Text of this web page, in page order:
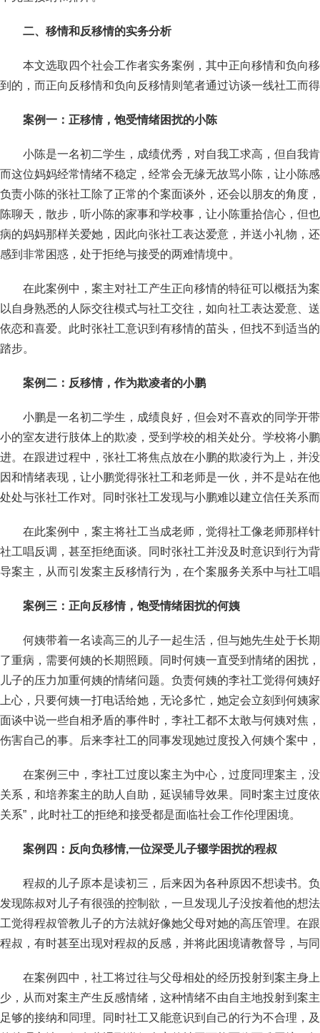
二、移情和反移情的实务分析
本文选取四个社会工作者实务案例，其中正向移情和负向
到的，而正向反移情和负向反移情则笔者通过访谈一线社工而
案例一：正移情，饱受情绪困扰的小陈
小陈是一名初二学生，成绩优秀，对自我工求高，但自我
而这位妈妈经常情绪不稳定，经常会无缘无故骂小陈，让小陈
负责小陈的张社工除了正常的个案面谈外，还会以朋友的角度
陈聊天，散步，听小陈的家事和学校事，让小陈重拾信心，但
病的妈妈那样关爱她，因此向张社工表达爱意，并送小礼物，
感到非常困惑，处于拒绝与接受的两难情境中。
在此案例中，案主对社工产生正向移情的特征可以概括为
以自身熟悉的人际交往模式与社工交往，如向社工表达爱意、
依恋和喜爱。此时张社工意识到有移情的苗头，但找不到适当
踏步。
案例二：反移情，作为欺凌者的小鹏
小鹏是一名初二学生，成绩良好，但会对不喜欢的同学开
小的室友进行肢体上的欺凌，受到学校的相关处分。学校将小
进。在跟进过程中，张社工将焦点放在小鹏的欺凌行为上，并
因和情绪表现，让小鹏觉得张社工和老师是一伙，并不是站在
处处与张社工作对。同时张社工发现与小鹏难以建立信任关系
在此案例中，案主将社工当成老师，觉得社工像老师那样
社工唱反调，甚至拒绝面谈。同时张社工并没及时意识到行为
导案主，从而引发案主反移情行为，在个案服务关系中与社工
案例三：正向反移情，饱受情绪困扰的何姨
何姨带着一名读高三的儿子一起生活，但与她先生处于长
了重病，需要何姨的长期照顾。同时何姨一直受到情绪的困扰
儿子的压力加重何姨的情绪问题。负责何姨的李社工觉得何姨
上心，只要何姨一打电话给她，无论多忙，她定会立刻到何姨
面谈中说一些自相矛盾的事件时，李社工都不太敢与何姨对焦
伤害自己的事。后来李社工的同事发现她过度投入何姨个案中
在案例三中，李社工过度以案主为中心，过度同理案主，
关系，和培养案主的助人自助，延误辅导效果。同时案主过度
关系”，此时社工的拒绝和接受都是面临社会工作伦理困境。
案例四：反向负移情,一位深受儿子辍学困扰的程叔
程叔的儿子原本是读初三，后来因为各种原因不想读书。
发现陈叔对儿子有很强的控制欲，一旦发现儿子没按着他的想
工觉得程叔管教儿子的方法就好像她父母对她的高压管理。在
程叔，有时甚至出现对程叔的反感，并将此困境请教督导，与
在案例四中，社工将过往与父母相处的经历投射到案主身
少，从而对案主产生反感情绪，这种情绪不由自主地投射到案
足够的接纳和同理。同时社工又能意识到自己的行为不合理，